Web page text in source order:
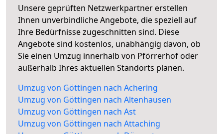
Unsere geprüften Netzwerkpartner erstellen
Ihnen unverbindliche Angebote, die speziell auf
Ihre Bedürfnisse zugeschnitten sind. Diese
Angebote sind kostenlos, unabhängig davon, ob
Sie einen Umzug innerhalb von Pförrerhof oder
außerhalb Ihres aktuellen Standorts planen.
Umzug von Göttingen nach Achering
Umzug von Göttingen nach Altenhausen
Umzug von Göttingen nach Ast
Umzug von Göttingen nach Attaching